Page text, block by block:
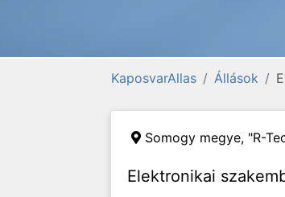
KaposvarAllas Állások
Somogy megye, "R-
Elektronikai